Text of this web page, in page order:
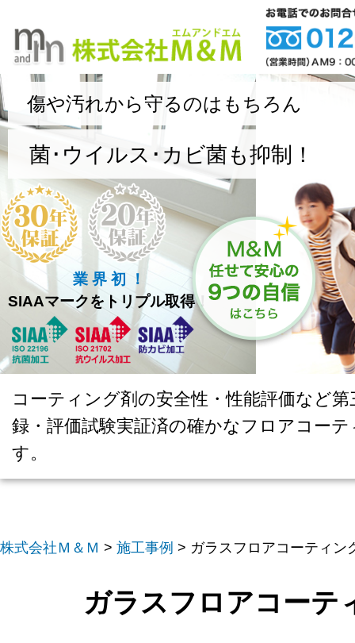
傷や汚れから守るのはもちろん
菌･ウイルス･カビ菌も抑制！
業 界 初 ！
SIAAマークをトリプル取得！
コーティング剤の安全性・性能評価など
録・評価試験実証済の確かなフロアコー
す。
株式会社Ｍ＆Ｍ > 施工事例 > ガラスフロアコーティン
ガラスフロアコーテ